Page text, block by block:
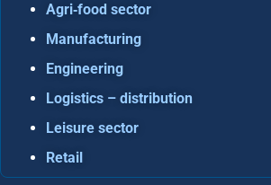
Agri‑food sector
Manufacturing
Engineering
Logistics – distribution
Leisure sector
Retail